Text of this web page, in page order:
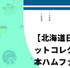
【北海
ットコレ
本ハムフ